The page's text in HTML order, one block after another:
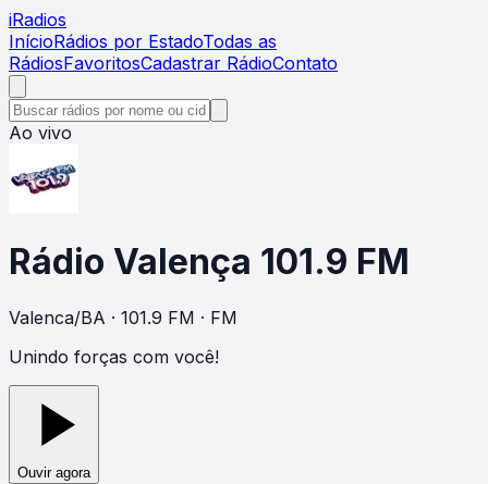
iRadios
InícioRádios por EstadoTodas as
RádiosFavoritosCadastrar RádioContato
Ao vivo
Rádio Valença 101.9 FM
Valenca/BA · 101.9 FM · FM
Unindo forças com você!
Ouvir agora